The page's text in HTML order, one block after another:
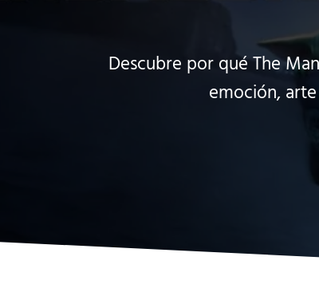
Descubre por qué The
emoción,